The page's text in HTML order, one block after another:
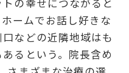
ームでお話し好きな
などの近隣地域はも
るという。院長含め